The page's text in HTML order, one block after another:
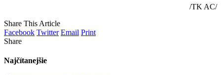
/TK AC/
Share This Article
Facebook Twitter Email Print
Share
Najčítanejšie